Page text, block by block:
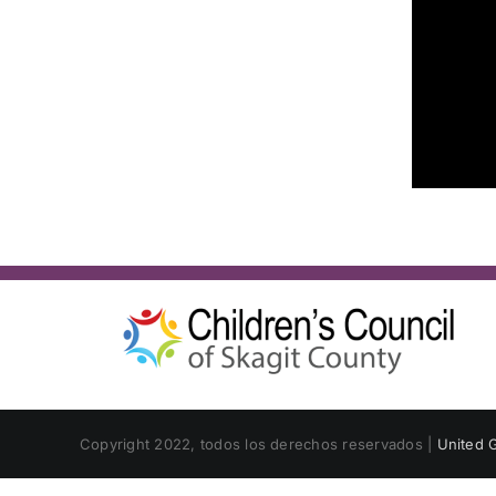
Copyright 2022, todos los derechos reservados | United